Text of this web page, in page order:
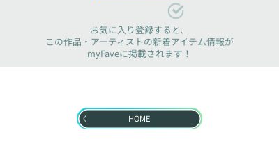
お気に入り登録すると、
この作品・アーティストの新着アイテム情報が
myFaveに掲載されます！
HOME